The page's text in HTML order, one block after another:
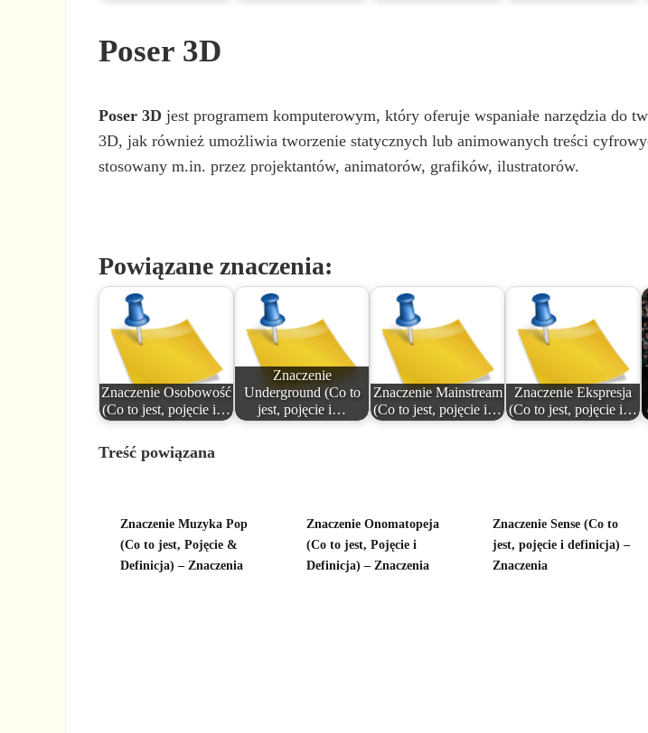
Poser 3D
Poser 3D jest programem komputerowym, który oferuje wspaniałe narzędzia do
3D, jak również umożliwia tworzenie statycznych lub animowanych treści
stosowany m.in. przez projektantów, animatorów, grafików, ilustratorów.
Powiązane znaczenia:
Znaczenie Osobowość
(Co to jest, pojęcie i…
Znaczenie
Underground (Co to
jest, pojęcie i…
Znaczenie Mainstream
(Co to jest, pojęcie i…
Znaczenie Ekspresja
(Co to jest, pojęcie i…
Treść powiązana
Znaczenie Muzyka Pop
(Co to jest, Pojęcie &
Definicja) – Znaczenia
Znaczenie Onomatopeja
(Co to jest, Pojęcie i
Definicja) – Znaczenia
Znaczenie Sense (Co to
jest, pojęcie i definicja) –
Znaczenia